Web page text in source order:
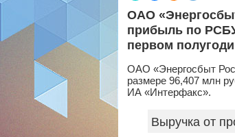
ОАО
прибыль по
первом
ОАО «Энергосбыт
размере 96,407 млн
ИА «Интерфакс».
Выручка от